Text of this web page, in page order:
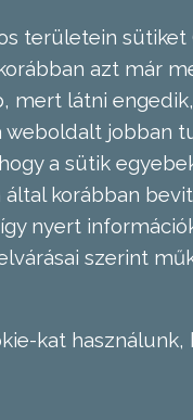
területein sütiket
azt már
mert látni
weboldalt jobban
a sütik
korábban
nyert
szerint
kat